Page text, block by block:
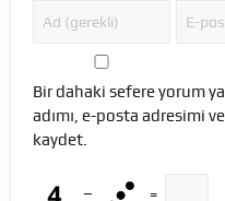
Bir dahaki sefere yorum
adımı, e-posta adresimi
kaydet.
− =